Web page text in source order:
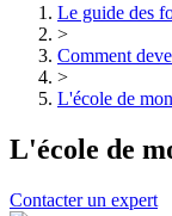
Le guide des
>
Comment
>
L'école de
L'école de
Contacter un expert